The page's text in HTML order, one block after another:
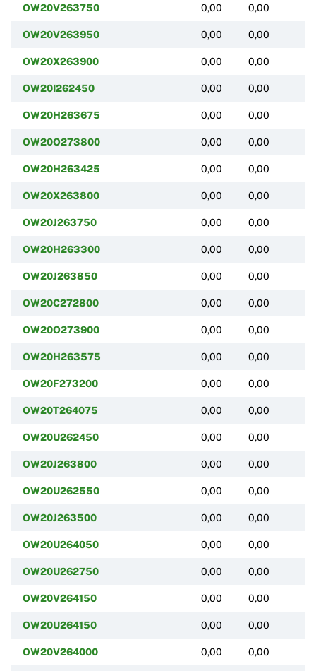
OW20V263750 0,00 0,00
OW20V263950 0,00 0,00
OW20X263900 0,00 0,00
OW20I262450 0,00 0,00
OW20H263675 0,00 0,00
OW20O273800 0,00 0,00
OW20H263425 0,00 0,00
OW20X263800 0,00 0,00
OW20J263750 0,00 0,00
OW20H263300 0,00 0,00
OW20J263850 0,00 0,00
OW20C272800 0,00 0,00
OW20O273900 0,00 0,00
OW20H263575 0,00 0,00
OW20F273200 0,00 0,00
OW20T264075 0,00 0,00
OW20U262450 0,00 0,00
OW20J263800 0,00 0,00
OW20U262550 0,00 0,00
OW20J263500 0,00 0,00
OW20U264050 0,00 0,00
OW20U262750 0,00 0,00
OW20V264150 0,00 0,00
OW20U264150 0,00 0,00
OW20V264000 0,00 0,00